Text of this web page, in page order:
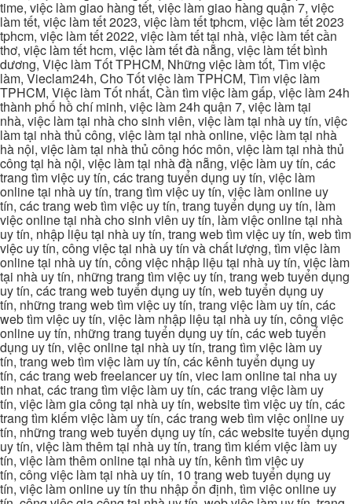
time, việc làm giao hàng tết, việc làm giao hàng quận 7, việc
làm tết, việc làm tết 2023, việc làm tết tphcm, việc làm tết 2023
tphcm, việc làm tết 2022, việc làm tết tại nhà, việc làm tết cần
thơ, việc làm tết hcm, việc làm tết đà nẵng, việc làm tết bình
dương, Việc làm Tốt TPHCM, Những việc làm tốt, Tìm việc
làm, Vieclam24h, Cho Tốt việc làm TPHCM, Tìm việc làm
TPHCM, Việc làm Tốt nhất, Cần tìm việc làm gấp, việc làm 24h
thành phố hồ chí minh, việc làm 24h quận 7, việc làm tại
nhà, việc làm tại nhà cho sinh viên, việc làm tại nhà uy tín, việc
làm tại nhà thủ công, việc làm tại nhà online, việc làm tại nhà
hà nội, việc làm tại nhà thủ công hóc môn, việc làm tại nhà thủ
công tại hà nội, việc làm tại nhà đà nẵng, việc làm uy tín, các
trang tìm việc uy tín, các trang tuyển dụng uy tín, việc làm
online tại nhà uy tín, trang tìm việc uy tín, việc làm online uy
tín, các trang web tìm việc uy tín, trang tuyển dụng uy tín, làm
việc online tại nhà cho sinh viên uy tín, làm việc online tại nhà
uy tín, nhập liệu tại nhà uy tín, trang web tìm việc uy tín, web tìm
việc uy tín, công việc tại nhà uy tín và chất lượng, tìm việc làm
online tại nhà uy tín, công việc nhập liệu tại nhà uy tín, việc làm
tại nhà uy tín, những trang tìm việc uy tín, trang web tuyển dụng
uy tín, các trang web tuyển dụng uy tín, web tuyển dụng uy
tín, những trang web tìm việc uy tín, trang việc làm uy tín, các
web tìm việc uy tín, việc làm nhập liệu tại nhà uy tín, công việc
online uy tín, những trang tuyển dụng uy tín, các web tuyển
dụng uy tín, việc online tại nhà uy tín, trang tìm việc làm uy
tín, trang web tìm việc làm uy tín, các kênh tuyển dụng uy
tín, các trang web freelancer uy tín, viec lam online tai nha uy
tin nhat, các trang tìm việc làm uy tín, các trang việc làm uy
tín, việc làm gia công tại nhà uy tín, website tìm việc uy tín, các
trang tìm kiếm việc làm uy tín, các trang web tìm việc online uy
tín, những trang web tuyển dụng uy tín, các website tuyển dụng
uy tín, việc làm thêm tại nhà uy tín, trang tìm kiếm việc làm uy
tín, việc làm thêm online tại nhà uy tín, kênh tìm việc uy
tín, công việc làm tại nhà uy tín, 10 trang web tuyển dụng uy
tín, việc làm online uy tín thu nhập ổn định, tìm việc online uy